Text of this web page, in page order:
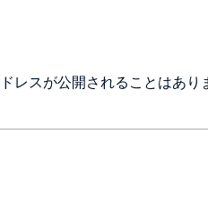
レスが公開されることはあり